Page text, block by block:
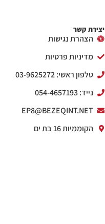
יצירת קשר
הצהרת נגישות
מדיניות פרטיות
טלפון ראשי: 03-9625272
נייד: 054-4657193
EP8@BEZEQINT.NET
הקוממיות 16 בת ים